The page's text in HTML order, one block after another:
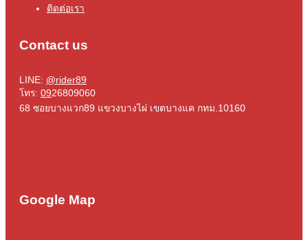
ติดต่อเรา
Contact us
LINE: @rider89
โทร: 0926809060
68 ซอยบางแวก89 แขวงบางไผ่ เขตบางแค กทม.10160
Google Map